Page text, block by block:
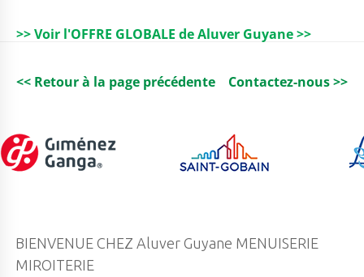
>> Voir l'OFFRE GLOBALE de Aluver Guyane >>
<< Retour à la page précédente Contactez-nous >>
BIENVENUE CHEZ Aluver Guyane MENUISERIE
MIROITERIE